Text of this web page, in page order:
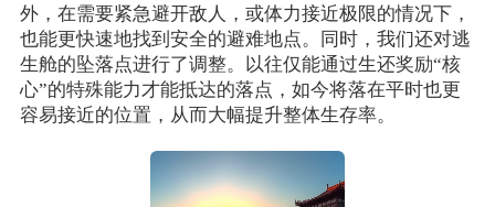
外，在需要紧急避开敌人，或体力接近极限的情况下，
也能更快速地找到安全的避难地点。同时，我们还对逃
生舱的坠落点进行了调整。以往仅能通过生还奖励“核
心”的特殊能力才能抵达的落点，如今将落在平时也更
容易接近的位置，从而大幅提升整体生存率。